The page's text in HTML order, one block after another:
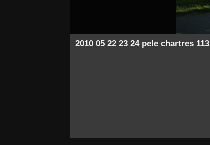
2010 05 22 23 24 pele chartres 113